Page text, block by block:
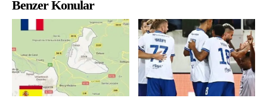
Benzer Konular